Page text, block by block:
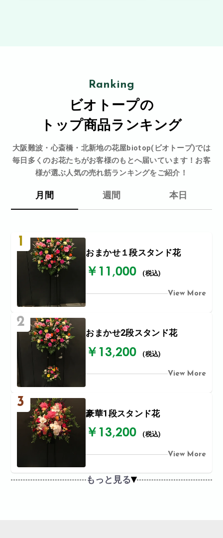
Ranking
ビオトープの
トップ商品ランキング
大阪難波・心斎橋・北新地の花屋biotop(ビオトープ)では
毎日多くのお花たちがお客様のもとへ届いています！お客
様が選ぶ人気の売れ筋ランキングをご紹介！
月間 週間 本日
1
おまかせ１段スタンド花
￥11,000 (税込)
View More
2
おまかせ2段スタンド花
￥13,200 (税込)
View More
3
豪華1段スタンド花
￥13,200 (税込)
View More
もっと見る